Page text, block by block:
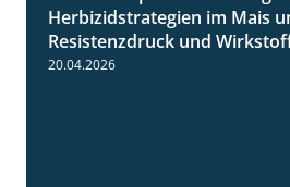
Standortreport Ronneburg -
Herbizidstrategien im Mais
Resistenzdruck und